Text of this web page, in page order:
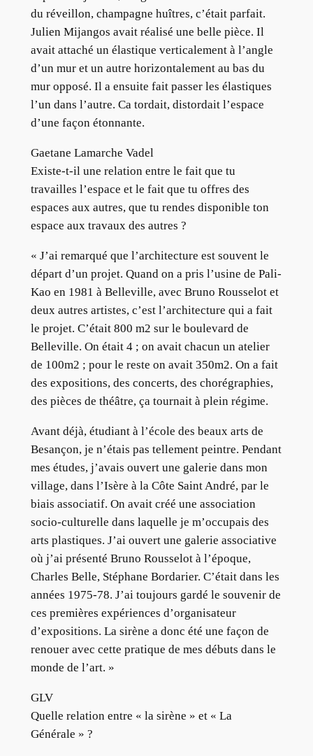
du réveillon, champagne huîtres, c’était parfait.
Julien Mijangos avait réalisé une belle pièce. Il
avait attaché un élastique verticalement à l’angle
d’un mur et un autre horizontalement au bas du
mur opposé. Il a ensuite fait passer les élastiques
l’un dans l’autre. Ca tordait, distordait l’espace
d’une façon étonnante.
Gaetane Lamarche Vadel
Existe-t-il une relation entre le fait que tu
travailles l’espace et le fait que tu offres des
espaces aux autres, que tu rendes disponible ton
espace aux travaux des autres ?
« J’ai remarqué que l’architecture est souvent le
départ d’un projet. Quand on a pris l’usine de Pali-
Kao en 1981 à Belleville, avec Bruno Rousselot et
deux autres artistes, c’est l’architecture qui a fait
le projet. C’était 800 m2 sur le boulevard de
Belleville. On était 4 ; on avait chacun un atelier
de 100m2 ; pour le reste on avait 350m2. On a fait
des expositions, des concerts, des chorégraphies,
des pièces de théâtre, ça tournait à plein régime.
Avant déjà, étudiant à l’école des beaux arts de
Besançon, je n’étais pas tellement peintre. Pendant
mes études, j’avais ouvert une galerie dans mon
village, dans l’Isère à la Côte Saint André, par le
biais associatif. On avait créé une association
socio-culturelle dans laquelle je m’occupais des
arts plastiques. J’ai ouvert une galerie associative
où j’ai présenté Bruno Rousselot à l’époque,
Charles Belle, Stéphane Bordarier. C’était dans les
années 1975-78. J’ai toujours gardé le souvenir de
ces premières expériences d’organisateur
d’expositions. La sirène a donc été une façon de
renouer avec cette pratique de mes débuts dans le
monde de l’art. »
GLV
Quelle relation entre « la sirène » et « La
Générale » ?